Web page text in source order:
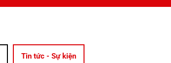
Tin tức - Sự kiện